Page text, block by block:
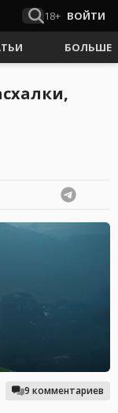
18+ ВОЙТИ
БОЛЬШЕ
9 комментариев